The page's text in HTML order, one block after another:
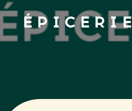
ÉPICERIE